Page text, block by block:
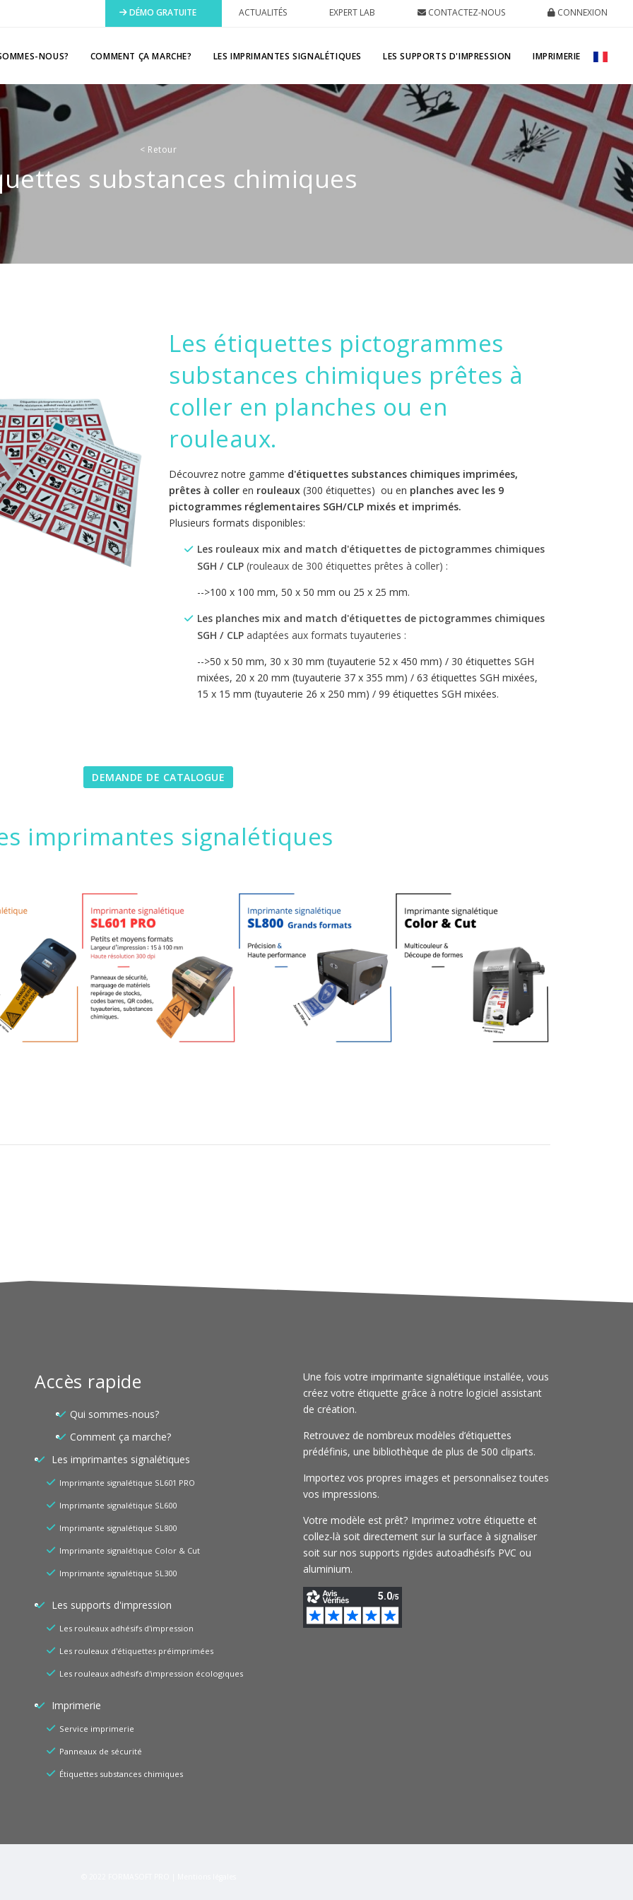
DÉMO GRATUITE ACTUALITÉS EXPERT LAB CONTACTEZ-NOUS CONNEXION
NOUS? COMMENT ÇA MARCHE? LES IMPRIMANTES SIGNALÉTIQUES LES SUPPORTS D'IMPRESSION IMPRIMERIE
< Retour
substances chimiques
Les étiquettes pictogrammes
substances chimiques prêtes à
coller en planches ou en
rouleaux.
Découvrez notre gamme d'étiquettes substances chimiques imprimées,
prêtes à coller en rouleaux (300 étiquettes) ou en planches avec les 9
pictogrammes réglementaires SGH/CLP mixés et imprimés.
Plusieurs formats disponibles:
Les rouleaux mix and match d'étiquettes de pictogrammes chimiques
SGH / CLP (rouleaux de 300 étiquettes prêtes à coller) :
-->100 x 100 mm, 50 x 50 mm ou 25 x 25 mm.
Les planches mix and match d'étiquettes de pictogrammes chimiques
SGH / CLP adaptées aux formats tuyauteries :
-->50 x 50 mm, 30 x 30 mm (tuyauterie 52 x 450 mm) / 30 étiquettes SGH
mixées, 20 x 20 mm (tuyauterie 37 x 355 mm) / 63 étiquettes SGH mixées,
15 x 15 mm (tuyauterie 26 x 250 mm) / 99 étiquettes SGH mixées.
DEMANDE DE CATALOGUE
imprimantes signalétiques
Accès rapide
Qui sommes-nous?
Comment ça marche?
Les imprimantes signalétiques
Imprimante signalétique SL601 PRO
Imprimante signalétique SL600
Imprimante signalétique SL800
Imprimante signalétique Color & Cut
Imprimante signalétique SL300
Les supports d'impression
Les rouleaux adhésifs d'impression
Les rouleaux d'étiquettes préimprimées
Les rouleaux adhésifs d'impression écologiques
Imprimerie
Service imprimerie
Panneaux de sécurité
Étiquettes substances chimiques
Une fois votre imprimante signalétique installée, vous
créez votre étiquette grâce à notre logiciel assistant
de création.
Retrouvez de nombreux modèles d’étiquettes
prédéfinis, une bibliothèque de plus de 500 cliparts.
Importez vos propres images et personnalisez toutes
vos impressions.
Votre modèle est prêt? Imprimez votre étiquette et
collez-là soit directement sur la surface à signaliser
soit sur nos supports rigides autoadhésifs PVC ou
aluminium.